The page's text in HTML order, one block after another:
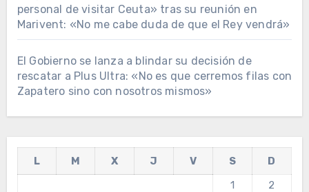
personal de visitar Ceuta» tras su reunión en
Marivent: «No me cabe duda de que el Rey vendrá»
El Gobierno se lanza a blindar su decisión de
rescatar a Plus Ultra: «No es que cerremos filas con
Zapatero sino con nosotros mismos»
L M X J V S
D
1
2